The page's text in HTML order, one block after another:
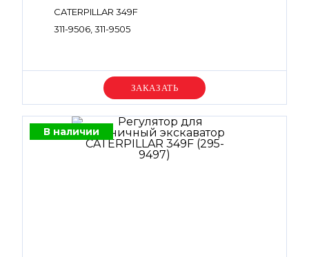
CATERPILLAR 349F
311-9506, 311-9505
Уточняйте цену
В наличии